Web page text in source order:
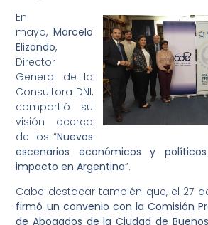
En
mayo, Marcelo
Elizondo,
Director
General de la
Consultora DNI,
compartió su
visión acerca
de los “Nuevos
escenarios económicos y
impacto en Argentina”.
Cabe destacar también que, el 27
firmó un convenio con la Comisión
de Abogados de la Ciudad de